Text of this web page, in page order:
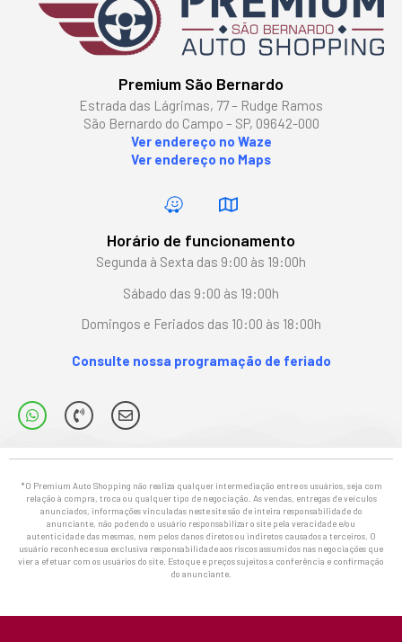
Premium São Bernardo
Estrada das Lágrimas, 77 – Rudge Ramos
São Bernardo do Campo – SP, 09642-000
Ver endereço no Waze
Ver endereço no Maps
Horário de funcionamento
Segunda à Sexta das 9:00 às 19:00h
Sábado das 9:00 às 19:00h
Domingos e Feriados das 10:00 às 18:00h
Consulte nossa programação de feriado
*O Premium Auto Shopping não realiza qualquer intermediação entre os usuários, seja com
relação à compra, troca ou qualquer tipo de negociação. As vendas, entregas de veículos
anunciados, informações vinculadas neste site são de inteira responsabilidade do
anunciante, não podendo o usuário responsabilizar o site pela veracidade e/ou
autenticidade das mesmas, nem pelos danos diretos ou indiretos causados a terceiros. O
usuário reconhece sua exclusiva responsabilidade aos riscos assumidos nas negociações que
vier a efetuar com os usuários do site. Estoque e preços sujeitos a conferência e confirmação
do anunciante.